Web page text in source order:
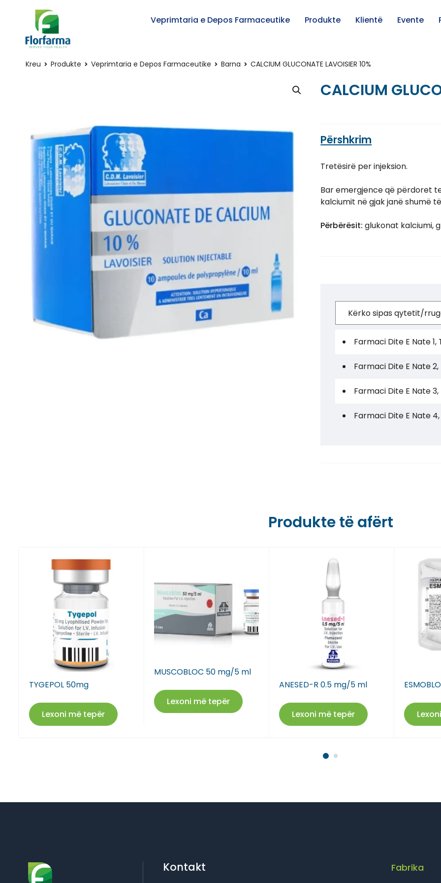
Veprimtaria e Depos Farmaceutike Produkte Klientë Evente
Kreu Produkte Veprimtaria e Depos Farmaceutike Barna CALCIUM GLUCONATE LAVOISIER 10%
CALCIUM
Përshkrim
Tretësirë per injeksion.
Bar emergjence që përdoret
kalciumit në gjak janë shumë
Përbërësit: glukonat kalciumi,
Farmaci Dite E Nate 1,
Farmaci Dite E Nate
Farmaci Dite E Nate
Farmaci Dite E Nate
Farmaci Dite E Nate 8,
Farmaci Dite E Nate
Farmaci Dite E Nate
Farmaci Dite E Nate
Farmaci Dite E Nate
Farmaci Dite E Nate
Farmaci Dite E Nate
Farmaci Dite E Nate
Produkte të afërt
TYGEPOL 50mg
Lexoni më tepër
MUSCOBLOC 50 mg/5 ml
Lexoni më tepër
ANESED-R 0.5 mg/5 ml
Lexoni më tepër
Kontakt Fabrika